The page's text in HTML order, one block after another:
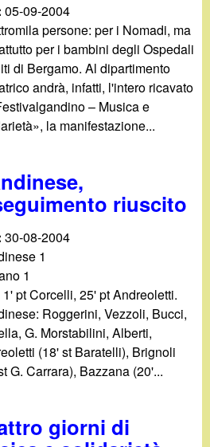
05-09-2004
persone: per i Nomadi, ma
per i bambini degli Ospedali
di Bergamo. Al dipartimento
andrà, infatti, l'intero ricavato
– Musica e
la manifestazione...
riuscito
30-08-2004
1
1
1' pt Corcelli, 25' pt Andreoletti.
Roggerini, Vezzoli, Bucci,
G. Morstabilini, Alberti,
(18' st Baratelli), Brignoli
G. Carrara), Bazzana (20'...
giorni di